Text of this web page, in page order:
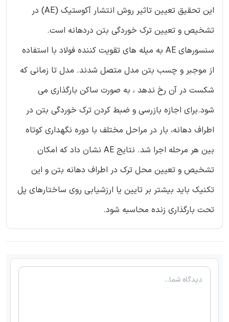
اين تحقيق تعيين تاثیر روش انتشار آکوستيک (AE) در
تشخيص و تعيين ترک خوردگی بتن دردهانه است.
سنسورهای AE به میله های تقویت کننده فولاد با استفاده
از موجبر و چسب بتن مدل متصل شدند. مدل تا زمانی که
شکست در آن رخ ندهد ، به صورت ساکن بارگذاری می
شود.برای اجازه بازرسی و ضبط کردن ترک خوردگی بتن در
اطراف دهانه، بار در مراحل مختلف با دوره نگهداری کوتاه
بین هر مرحله اجرا شد. نتایج AE نشان داد که امکان
تشخیص و تعیین محل ترک در اطراف دهانه بتن و این
تکنیک باید بیشتر بر تایین یا ارزشیابی روی ساختارهای پل
تحت بارگذاری زنده محاسبه شود.